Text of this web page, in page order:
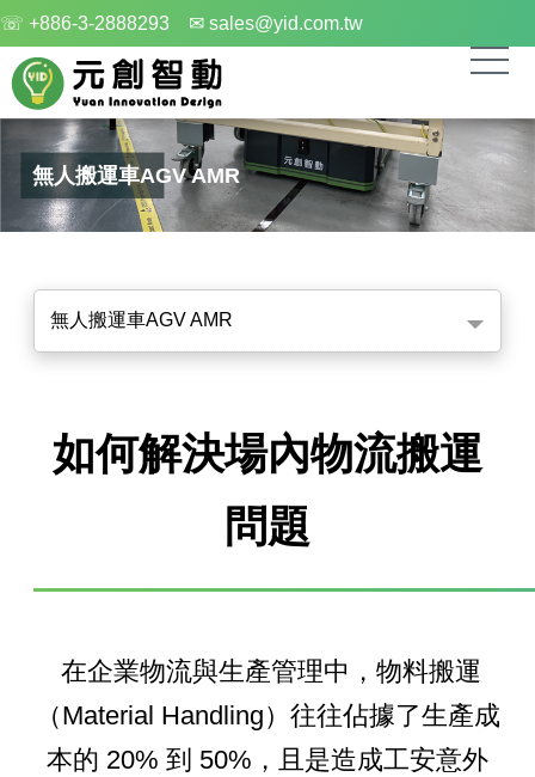
☏ +886-3-2888293 ✉ sales@yid.com.tw
無人搬運車AGV AMR
無人搬運車AGV AMR
如何解決場內物流搬運
問題
在企業物流與生產管理中，物料搬運
（Material Handling）往往佔據了生產成
本的 20% 到 50%，且是造成工安意外